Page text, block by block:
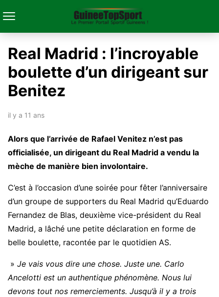
Real Madrid : l’incroyable
boulette d’un dirigeant sur
Benitez
il y a 11 ans
Alors que l’arrivée de Rafael Venitez n’est pas
officialisée, un dirigeant du Real Madrid a vendu la
mèche de manière bien involontaire.
C’est à l’occasion d’une soirée pour fêter l’anniversaire
d’un groupe de supporters du Real Madrid qu’Eduardo
Fernandez de Blas, deuxième vice-président du Real
Madrid, a lâché une petite déclaration en forme de
belle boulette, racontée par le quotidien AS.
» Je vais vous dire une chose. Juste une. Carlo
Ancelotti est un authentique phénomène. Nous lui
devons tout nos remerciements. Jusqu’à il y a trois